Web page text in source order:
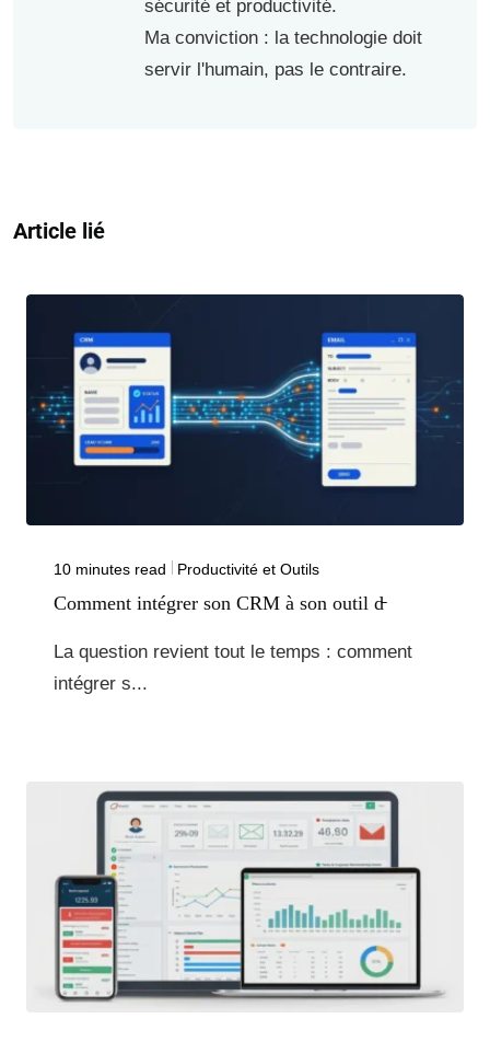
sécurité et productivité.
Ma conviction : la technologie doit
servir l'humain, pas le contraire.
Article lié
10 minutes read Productivité et Outils
Comment intégrer son CRM à son outil d̵
La question revient tout le temps : comment
intégrer s...